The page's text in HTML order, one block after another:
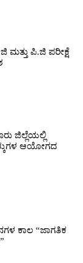
ಪಿ.ಜಿ ಪರೀಕ್ಷೆ
ಜಿಲ್ಲೆಯಲ್ಲಿ
ಆಯೋಗದ
ಕಾಲ “ಜಾಗತಿಕ